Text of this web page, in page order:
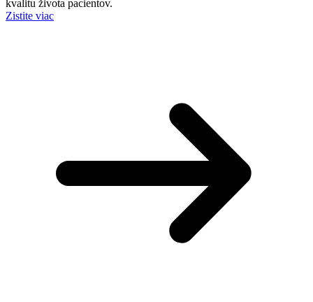
kvalitu života pacientov.
Zistite viac